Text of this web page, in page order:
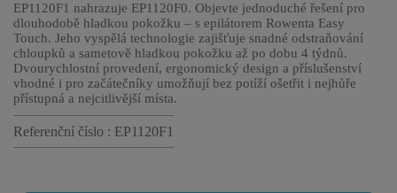
EP1120F1 nahrazuje EP1120F0. Objevte jednoduché řešení pro
dlouhodobě hladkou pokožku – s epilátorem Rowenta Easy
Touch. Jeho vyspělá technologie zajišťuje snadné odstraňování
chloupků a sametově hladkou pokožku až po dobu 4 týdnů.
Dvourychlostní provedení, ergonomický design a příslušenství
vhodné i pro začátečníky umožňují bez potíží ošetřit i nejhůře
přístupná a nejcitlivější místa.
Referenční číslo : EP1120F1